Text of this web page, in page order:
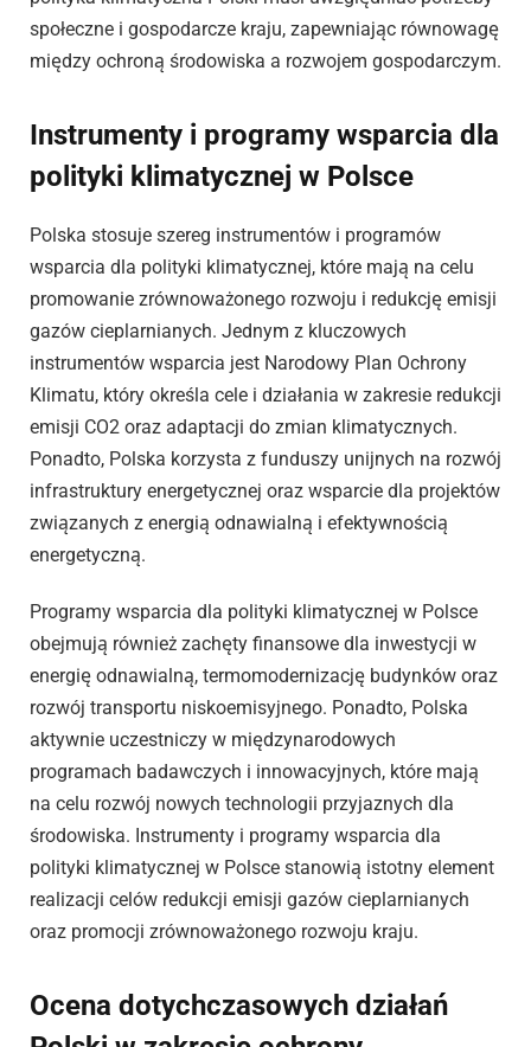
społeczne i gospodarcze kraju, zapewniając równowagę
między ochroną środowiska a rozwojem gospodarczym.
Instrumenty i programy wsparcia dla
polityki klimatycznej w Polsce
Polska stosuje szereg instrumentów i programów
wsparcia dla polityki klimatycznej, które mają na celu
promowanie zrównoważonego rozwoju i redukcję emisji
gazów cieplarnianych. Jednym z kluczowych
instrumentów wsparcia jest Narodowy Plan Ochrony
Klimatu, który określa cele i działania w zakresie redukcji
emisji CO2 oraz adaptacji do zmian klimatycznych.
Ponadto, Polska korzysta z funduszy unijnych na rozwój
infrastruktury energetycznej oraz wsparcie dla projektów
związanych z energią odnawialną i efektywnością
energetyczną.
Programy wsparcia dla polityki klimatycznej w Polsce
obejmują również zachęty finansowe dla inwestycji w
energię odnawialną, termomodernizację budynków oraz
rozwój transportu niskoemisyjnego. Ponadto, Polska
aktywnie uczestniczy w międzynarodowych
programach badawczych i innowacyjnych, które mają
na celu rozwój nowych technologii przyjaznych dla
środowiska. Instrumenty i programy wsparcia dla
polityki klimatycznej w Polsce stanowią istotny element
realizacji celów redukcji emisji gazów cieplarnianych
oraz promocji zrównoważonego rozwoju kraju.
Ocena dotychczasowych działań